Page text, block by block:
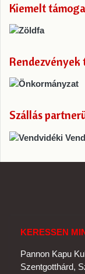
Kiemelt
Szállás
KERESSEN
Pannon Kapu
Szentgotthárd,